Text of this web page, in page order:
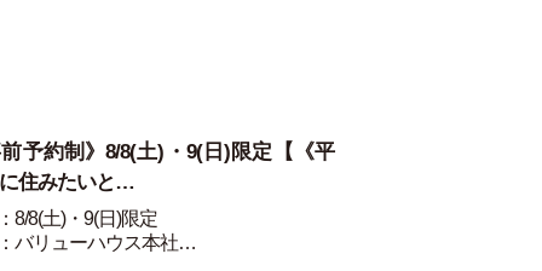
予約制》8/8(土)・9(日)限定【《平
住みたいと…
8/8(土)・9(日)限定
バリューハウス本社…